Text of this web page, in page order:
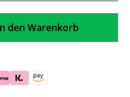
den Warenkorb
(vorab)
(Billie)oder Ratenkauf (Klarna)
Sofortüberweisung (Klarna)
Amazon Pay